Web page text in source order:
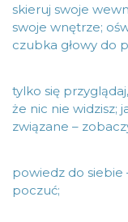
skieruj swoje
swoje wnętrze;
czubka głowy do
tylko się
że nic nie widzisz;
związane –
powiedz do siebie
poczuć;